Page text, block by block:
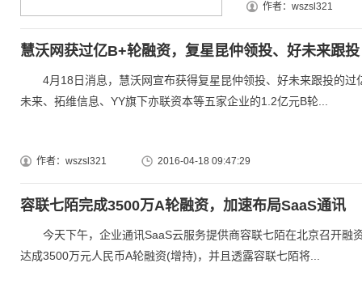
作者：wszsl321
慧沃网获过亿B+轮融资，复星昆仲领投、好未来跟投
4月18日消息，慧沃网宣布获得复星昆仲领投、好未来跟投的过
未来、拓维信息、YY旗下亦联资本等五家企业的1.2亿元B轮...
作者：wszsl321 2016-04-18 09:47:29
容联七陌完成3500万A轮融资，加速布局SaaS通讯
今天下午，企业通讯SaaS云服务提供商容联七陌在北京召开融
达成3500万元人民币A轮融资(增持)，并且透露容联七陌将...